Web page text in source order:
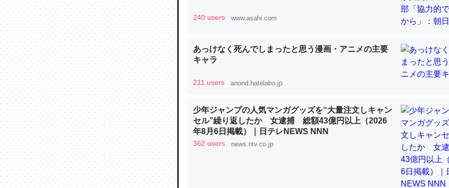
の600分の1程度。
─ニュース :: 【研究発表】昆虫学の大問題＝「昆虫はなぜ海にいないのか」に関する新仮説
論文では「淡水はカルシウムも酸素も不足してて両方に不利だから両方が拮
は」とあって面白い。海にいる鋏角類（カブトガニ・ウミグモ）はカルシウ
─ニュース :: 【研究発表】昆虫学の大問題＝「昆虫はなぜ海にいないのか」に関する新仮説
240 users www.asahi.com
あっけなく死んでしまったと思う漫画・アニメの主要
キャラ
211 users anond.hatelabo.jp
少年ジャンプの人気マンガグッズを“大量注文しキャン
セル”繰り返したか 女逮捕 総額43億円以上（2026
年8月6日掲載）｜日テレNEWS NNN
362 users news.ntv.co.jp